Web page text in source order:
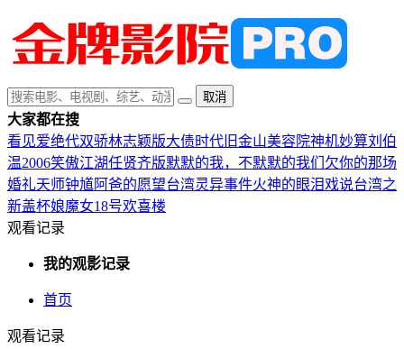
取消
大家都在搜
看见爱绝代双骄林志颖版大债时代 旧金山美容院神机妙算刘伯
温2006笑傲江湖任贤齐版默默的我，不默默的我们 欠你的那场
婚礼天师钟馗阿爸的愿望台湾灵异事件火神的眼泪戏说台湾之
新盖杯娘魔女18号欢喜楼
观看记录
我的观影记录
首页
观看记录